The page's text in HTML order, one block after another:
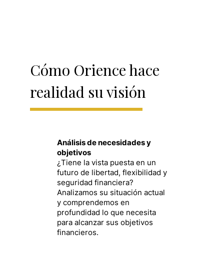
Cómo Orience hace
realidad su visión
Análisis de necesidades y
objetivos
¿Tiene la vista puesta en un
futuro de libertad, flexibilidad y
seguridad financiera?
Analizamos su situación actual
y comprendemos en
profundidad lo que necesita
para alcanzar sus objetivos
financieros.